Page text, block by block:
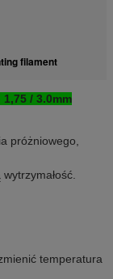
filament
/ 3.0mm
próżniowego,
temperatura